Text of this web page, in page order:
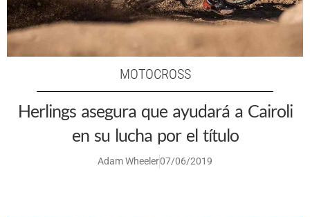
MOTOCROSS
Herlings asegura que ayudará a Cairoli
en su lucha por el título
Adam Wheeler07/06/2019